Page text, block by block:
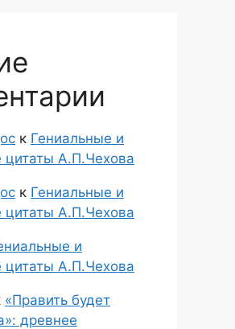
к Гениальные и
цитаты А.П.Чехова
к Гениальные и
цитаты А.П.Чехова
и
цитаты А.П.Чехова
«Править будет
древнее